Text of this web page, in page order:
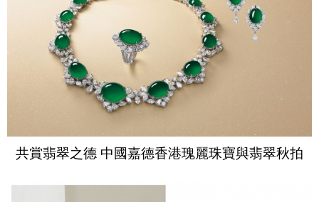
共賞翡翠之德 中國嘉德香港瑰麗珠寶與翡翠秋拍